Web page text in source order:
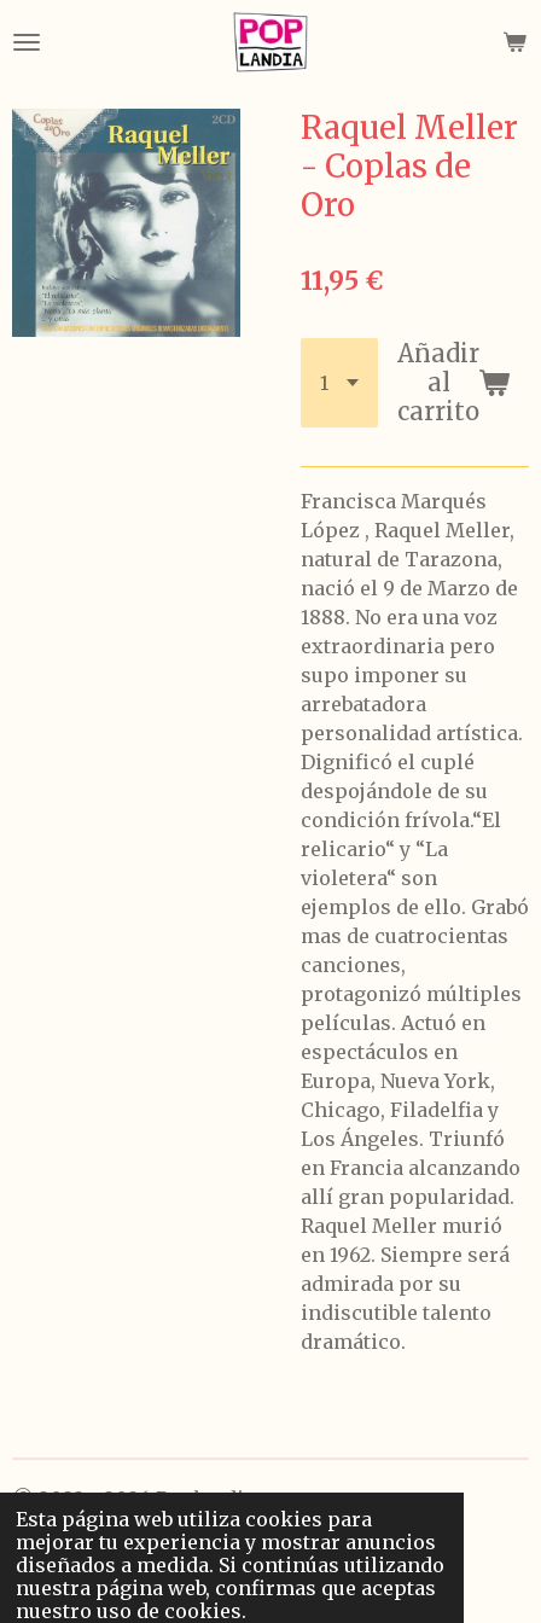
Esta página web utiliza cookies para
mejorar tu experiencia y mostrar anuncios
diseñados a medida. Si continúas utilizando
nuestra página web, confirmas que aceptas
nuestro uso de cookies.
al
principal
Raquel Meller
- Coplas de
Oro
11,95 €
Añadir
al
carrito
Francisca Marqués
López , Raquel Meller,
natural de Tarazona,
nació el 9 de Marzo de
1888. No era una voz
extraordinaria pero
supo imponer su
arrebatadora
personalidad artística.
Dignificó el cuplé
despojándole de su
condición frívola.“El
relicario“ y “La
violetera“ son
ejemplos de ello. Grabó
mas de cuatrocientas
canciones,
protagonizó múltiples
películas. Actuó en
espectáculos en
Europa, Nueva York,
Chicago, Filadelfia y
Los Ángeles. Triunfó
en Francia alcanzando
allí gran popularidad.
Raquel Meller murió
en 1962. Siempre será
admirada por su
indiscutible talento
dramático.
© 2022 - 2026 Poplandia
Con la tecnología deWebador